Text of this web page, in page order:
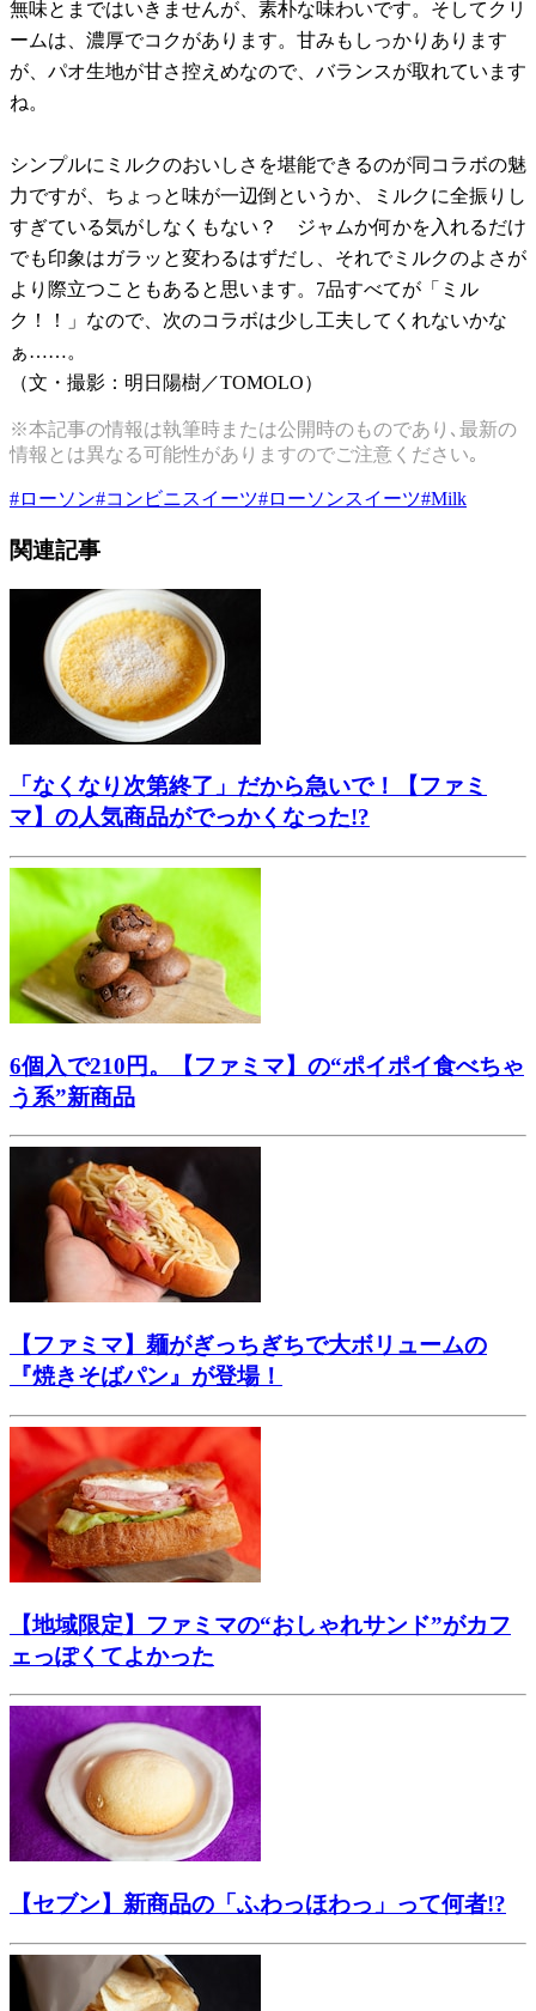
無味とまではいきませんが、素朴な味わいです。そしてクリ
ームは、濃厚でコクがあります。甘みもしっかりあります
が、パオ生地が甘さ控えめなので、バランスが取れています
ね。
シンプルにミルクのおいしさを堪能できるのが同コラボの魅
力ですが、ちょっと味が一辺倒というか、ミルクに全振りし
すぎている気がしなくもない？ ジャムか何かを入れるだけ
でも印象はガラッと変わるはずだし、それでミルクのよさが
より際立つこともあると思います。7品すべてが「ミル
ク！！」なので、次のコラボは少し工夫してくれないかな
ぁ……。
（文・撮影：明日陽樹／TOMOLO）
※本記事の情報は執筆時または公開時のものであり､最新の
情報とは異なる可能性がありますのでご注意ください｡
#ローソン#コンビニスイーツ#ローソンスイーツ#Milk
関連記事
「なくなり次第終了」だから急いで！【ファミ
マ】の人気商品がでっかくなった!?
6個入で210円。【ファミマ】の“ポイポイ食べちゃ
う系”新商品
【ファミマ】麺がぎっちぎちで大ボリュームの
『焼きそばパン』が登場！
【地域限定】ファミマの“おしゃれサンド”がカフ
ェっぽくてよかった
【セブン】新商品の「ふわっほわっ」って何者!?